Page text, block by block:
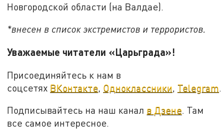
Новгородской области (на Валдае).
*внесен в список экстремистов и террористов.
Уважаемые читатели «Царьграда»!
Присоединяйтесь к нам в
соцсетях ВКонтакте Одноклассники Telegram
Подписывайтесь на наш канал в Дзене. Там
все самое интересное.